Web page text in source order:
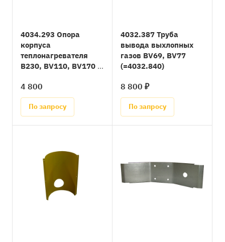
4034.293 Опора
корпуса
теплонагревателя
B230, BV110, BV170 с
4 800
По запросу
4032.387 Труба
вывода выхлопных
газов BV69, BV77
(=4032.840)
8 800 ₽
По запросу